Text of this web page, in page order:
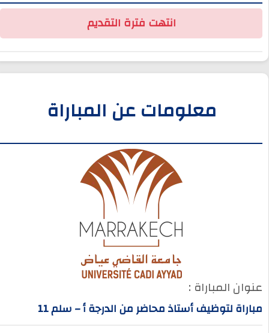
انتهت فترة التقديم
معلومات عن المباراة
عنوان المباراة :
مباراة لتوظيف أستاذ محاضر من الدرجة أ – سلم 11